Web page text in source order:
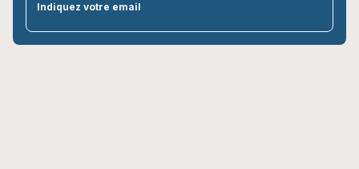
Indiquez votre email